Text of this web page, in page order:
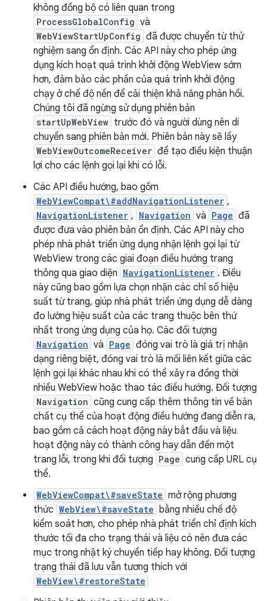
không đồng bộ có liên quan trong
ProcessGlobalConfig và
WebViewStartUpConfig đã được chuyển từ thử
nghiệm sang ổn định. Các API này cho phép ứng
dụng kích hoạt quá trình khởi động WebView sớm
hơn, đảm bảo các phần của quá trình khởi động
chạy ở chế độ nền để cải thiện khả năng phản hồi.
Chúng tôi đã ngừng sử dụng phiên bản
startUpWebView trước đó và người dùng nên di
chuyển sang phiên bản mới. Phiên bản này sẽ lấy
WebViewOutcomeReceiver để tạo điều kiện thuận
lợi cho các lệnh gọi lại khi có lỗi.
Các API điều hướng, bao gồm
WebViewCompat\#addNavigationListener ,
NavigationListener , Navigation và Page đã
được đưa vào phiên bản ổn định. Các API này cho
phép nhà phát triển ứng dụng nhận lệnh gọi lại từ
WebView trong các giai đoạn điều hướng trang
thông qua giao diện NavigationListener . Điều
này cũng bao gồm lựa chọn nhận các chỉ số hiệu
suất từ trang, giúp nhà phát triển ứng dụng dễ dàng
đo lường hiệu suất của các trang thuộc bên thứ
nhất trong ứng dụng của họ. Các đối tượng
Navigation và Page đóng vai trò là giá trị nhận
dạng riêng biệt, đóng vai trò là mối liên kết giữa các
lệnh gọi lại khác nhau khi có thể xảy ra đồng thời
nhiều WebView hoặc thao tác điều hướng. Đối tượng
Navigation cũng cung cấp thêm thông tin về bản
chất cụ thể của hoạt động điều hướng đang diễn ra,
bao gồm cả cách hoạt động này bắt đầu và liệu
hoạt động này có thành công hay dẫn đến một
trang lỗi, trong khi đối tượng Page cung cấp URL cụ
thể.
WebViewCompat\#saveState mở rộng phương
thức WebView\#saveState bằng nhiều chế độ
kiểm soát hơn, cho phép nhà phát triển chỉ định kích
thước tối đa cho trạng thái và liệu có nên đưa các
mục trong nhật ký chuyển tiếp hay không. Đối tượng
trạng thái đã lưu vẫn tương thích với
WebView\#restoreState